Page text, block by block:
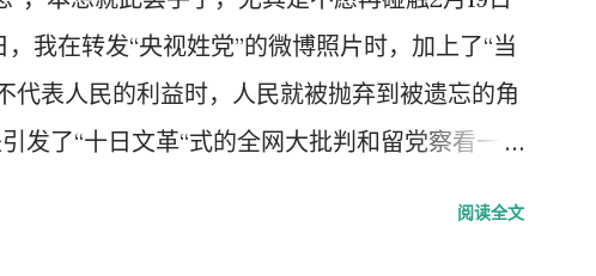
我在转发“央视姓党”的微博照片时，加上了“当
代表人民的利益时，人民就被抛弃到被遗忘的角
发了“十日文革“式的全网大批判和留党察看一年
阅读全文